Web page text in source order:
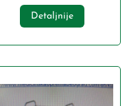
Detaljnije